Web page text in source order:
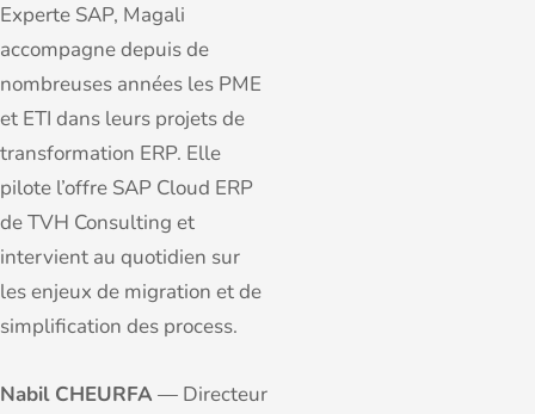
Experte SAP, Magali
accompagne depuis de
nombreuses années les PME
et ETI dans leurs projets de
transformation ERP. Elle
pilote l’offre SAP Cloud ERP
de TVH Consulting et
intervient au quotidien sur
les enjeux de migration et de
simplification des process.
Nabil CHEURFA — Directeur